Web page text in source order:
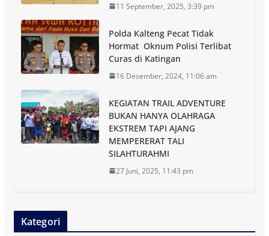
11 September, 2025, 3:39 pm
Polda Kalteng Pecat Tidak
Hormat Oknum Polisi Terlibat
Curas di Katingan
16 Desember, 2024, 11:06 am
KEGIATAN TRAIL ADVENTURE
BUKAN HANYA OLAHRAGA
EKSTREM TAPI AJANG
MEMPERERAT TALI
SILAHTURAHMI
27 Juni, 2025, 11:43 pm
Kategori